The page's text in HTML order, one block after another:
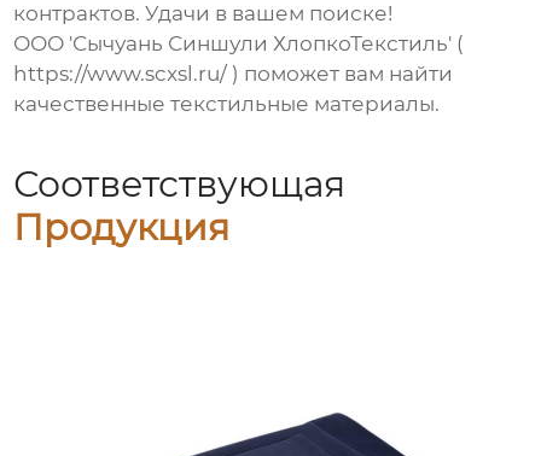
контрактов. Удачи в вашем поиске!
ООО 'Сычуань Синшули ХлопкоТекстиль' (
https://www.scxsl.ru/ ) поможет вам найти
качественные текстильные материалы.
Соответствующая
Продукция